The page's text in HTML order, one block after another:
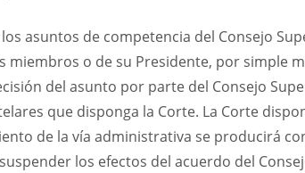
asuntos de competencia del Consejo
miembros o de su Presidente, por simple
del asunto por parte del Consejo
que disponga la Corte. La Corte
de la vía administrativa se producirá
los efectos del acuerdo del